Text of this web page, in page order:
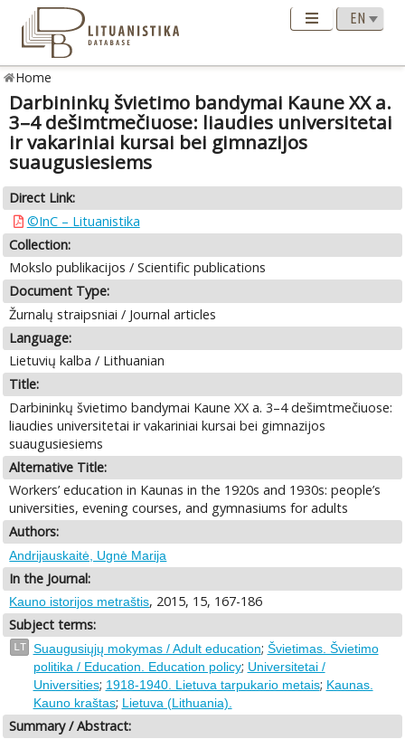
Home
Darbininkų švietimo bandymai Kaune XX a.
3–4 dešimtmečiuose: liaudies universitetai
ir vakariniai kursai bei gimnazijos
suaugusiesiems
Direct Link:
©InC – Lituanistika
Collection:
Mokslo publikacijos / Scientific publications
Document Type:
Žurnalų straipsniai / Journal articles
Language:
Lietuvių kalba / Lithuanian
Title:
Darbininkų švietimo bandymai Kaune XX a. 3–4 dešimtmečiuose:
liaudies universitetai ir vakariniai kursai bei gimnazijos
suaugusiesiems
Alternative Title:
Workers’ education in Kaunas in the 1920s and 1930s: people’s
universities, evening courses, and gymnasiums for adults
Authors:
Andrijauskaitė, Ugnė Marija
In the Journal:
Kauno istorijos metraštis, 2015, 15, 167-186
Subject terms:
LT Suaugusiųjų mokymas / Adult education; Švietimas. Švietimo
politika / Education. Education policy; Universitetai /
Universities; 1918-1940. Lietuva tarpukario metais; Kaunas.
Kauno kraštas; Lietuva (Lithuania).
Summary / Abstract: